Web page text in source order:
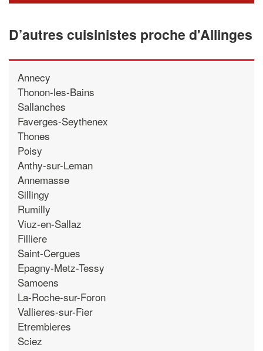
D’autres cuisinistes proche d'Allinges
Annecy
Thonon-les-Bains
Sallanches
Faverges-Seythenex
Thones
Poisy
Anthy-sur-Leman
Annemasse
Sillingy
Rumilly
Viuz-en-Sallaz
Filliere
Saint-Cergues
Epagny-Metz-Tessy
Samoens
La-Roche-sur-Foron
Vallieres-sur-Fier
Etrembieres
Sciez